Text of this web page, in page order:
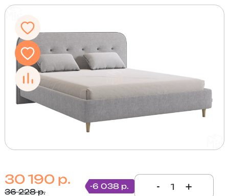
30 190 р.
36 228 р.
-6 038 р. - +